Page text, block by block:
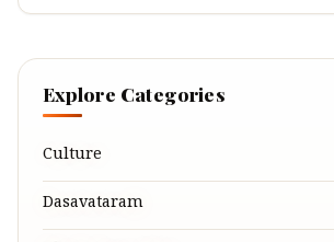
Explore Categories
Culture
Dasavataram